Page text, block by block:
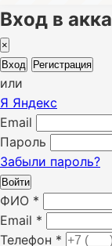
Вход в
×
Вход
Регистрация
или
Я Яндекс
Email
Пароль
Забыли пароль?
Войти
ФИО *
Email *
Телефон *